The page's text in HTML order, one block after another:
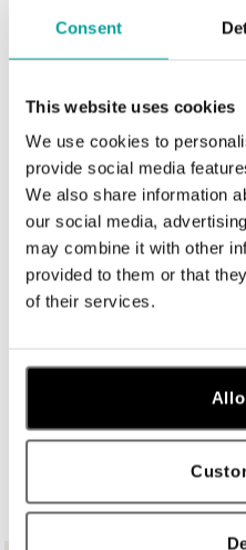
Consent
This website uses cookies
We use cookies to
provide social media
We also share information
our social media,
may combine it with other
provided to them or that
of their services.
ALO diamonds OC
Einsteinova 18, 851 01
tel.: +421 917 090 891
dnes otvorené do 21:00
ALO diamonds OC
Ivanská cesta 16, 821 04
tel.: +421 917 090 924, +421
dnes otvorené do 21:00
Pribinova 8, 811 09 Bratislava
tel.: +421 917 090 700, +421
ALO diamonds OC
Ostrava
Jantarová 3344/4, 702 00
ZOBRAZIŤ